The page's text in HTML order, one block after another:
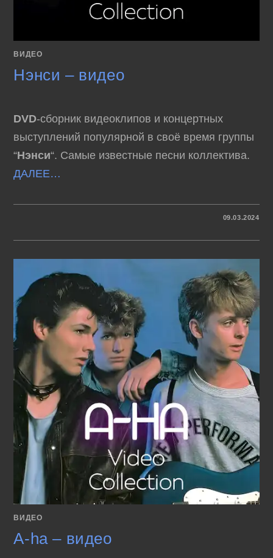
ВИДЕО
Нэнси – видео
DVD-сборник видеоклипов и концертных
выступлений популярной в своё время группы
“Нэнси“. Самые известные песни коллектива.
ДАЛЕЕ…
–
09.03.2024
ВИДЕО
A-ha – видео